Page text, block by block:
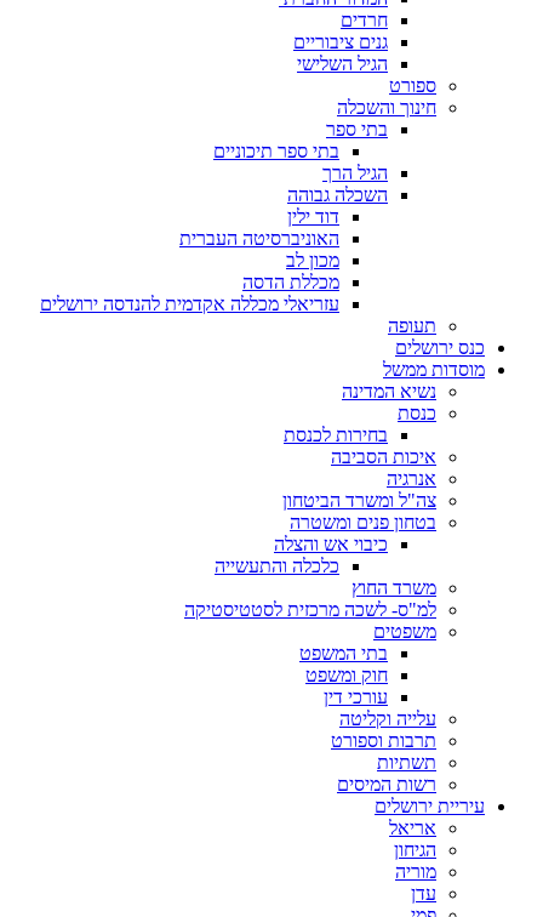
חרדים
גנים ציבוריים
הגיל השלישי
ספורט
חינוך והשכלה
בתי ספר
בתי ספר תיכוניים
הגיל הרך
השכלה גבוהה
דוד ילין
האוניברסיטה העברית
מכון לב
מכללת הדסה
עזריאלי מכללה אקדמית להנדסה ירושלים
תעופה
כנס ירושלים
מוסדות ממשל
נשיא המדינה
כנסת
בחירות לכנסת
איכות הסביבה
אנרגיה
צה"ל ומשרד הביטחון
בטחון פנים ומשטרה
כיבוי אש והצלה
כלכלה והתעשייה
משרד החוץ
למ"ס- לשכה מרכזית לסטטיסטיקה
משפטים
בתי המשפט
חוק ומשפט
עורכי דין
עלייה וקליטה
תרבות וספורט
תשתיות
רשות המיסים
עיריית ירושלים
אריאל
הגיחון
מוריה
עדן